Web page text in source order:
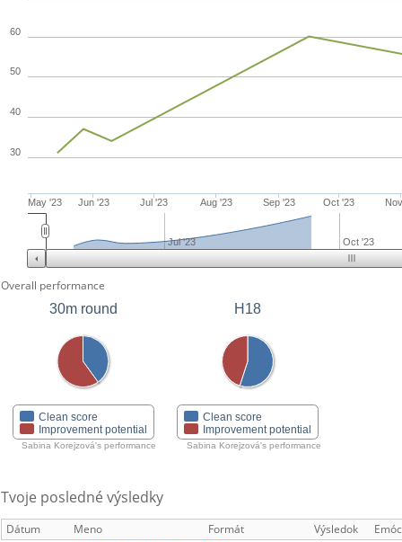
May '23 Jun '23 Jul '23 Aug '23 Sep '23 Oct '23
30
40
50
60
Jul '23 Oct '23
Overall performance
30m round
Clean score
Improvement potential
Sabina Korejzová's performance
H18
Clean score
Improvement potential
Sabina Korejzová's performance
Tvoje posledné výsledky
Dátum Meno Formát Výsledok